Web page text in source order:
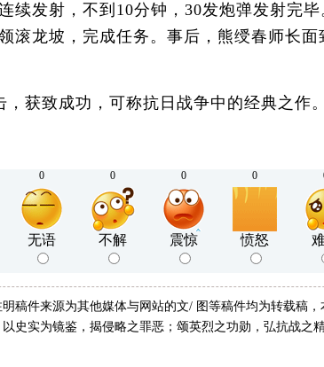
发射，不到10分钟，30发炮弹发射完
龙坡，完成任务。事后，熊绶春师长
获致成功，可称抗日战争中的经典之作。
0
无语
0
不解
0
震惊
0
愤怒
稿件来源为其他媒体与网站的文/ 图等稿件均为转载稿
史实为镜鉴，揭侵略之罪恶；颂英烈之功勋，弘抗战